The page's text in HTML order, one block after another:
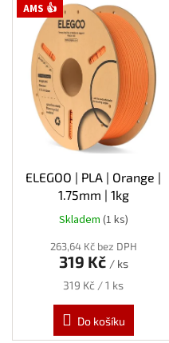
AMS 👍
ELEGOO | PLA | Orange |
1.75mm | 1kg
Skladem (1 ks)
263,64 Kč bez DPH
319 Kč / ks
Měrná
319 Kč / 1 ks
Do košíku